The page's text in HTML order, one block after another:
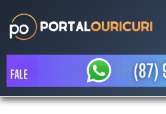
content